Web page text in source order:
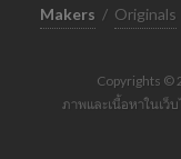
Makers / Originals
Copyrights ©
ภาพและเนื้อหาในเ